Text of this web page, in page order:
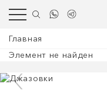
Главная
Элемент не найден